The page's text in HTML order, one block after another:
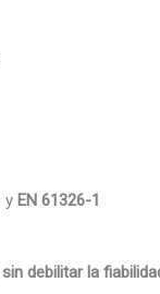
y EN 61326-1
sin debilitar la